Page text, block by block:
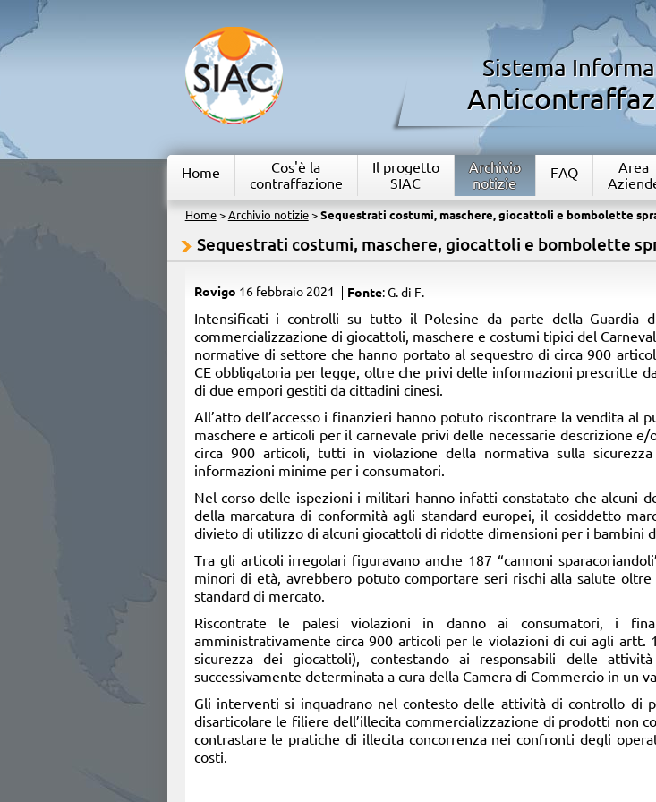
Sistema
Home
Cos'è la
contraffazione
Il progetto
SIAC
Archivio
notizie
FAQ
Area
Home> Archivio notizie> Sequestrati costumi, maschere, giocattoli e bombolette
Sequestrati costumi, maschere, giocattoli e bombolette
Rovigo 16 febbraio 2021 Fonte: G. di F.
​Intensificati i controlli su tutto il Polesine da parte della Guardia
commercializzazione di giocattoli, maschere e costumi tipici del
normative di settore che hanno portato al sequestro di circa 900
CE obbligatoria per legge, oltre che privi delle informazioni prescritte
di due empori gestiti da cittadini cinesi.
All’atto dell’accesso i finanzieri hanno potuto riscontrare la vendita al
maschere e articoli per il carnevale privi delle necessarie descrizione
circa 900 articoli, tutti in violazione della normativa sulla
informazioni minime per i consumatori.
Nel corso delle ispezioni i militari hanno infatti constatato che alcuni
della marcatura di conformità agli standard europei, il cosiddetto
divieto di utilizzo di alcuni giocattoli di ridotte dimensioni per i bambini
Tra gli articoli irregolari figuravano anche 187 “cannoni
minori di età, avrebbero potuto comportare seri rischi alla salute
standard di mercato.
Riscontrate le palesi violazioni in danno ai consumatori, i
amministrativamente circa 900 articoli per le violazioni di cui agli
sicurezza dei giocattoli), contestando ai responsabili delle
successivamente determinata a cura della Camera di Commercio in un
Gli interventi si inquadrano nel contesto delle attività di controllo di
disarticolare le filiere dell’illecita commercializzazione di prodotti non
contrastare le pratiche di illecita concorrenza nei confronti degli
costi.